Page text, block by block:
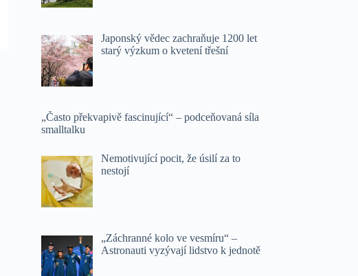
Japonský vědec zachraňuje 1200 let
starý výzkum o kvetení třešní
„Často překvapivě fascinující“ – podceňovaná síla
smalltalku
Nemotivující pocit, že úsilí za to
nestojí
„Záchranné kolo ve vesmíru“ –
Astronauti vyzývají lidstvo k jednotě